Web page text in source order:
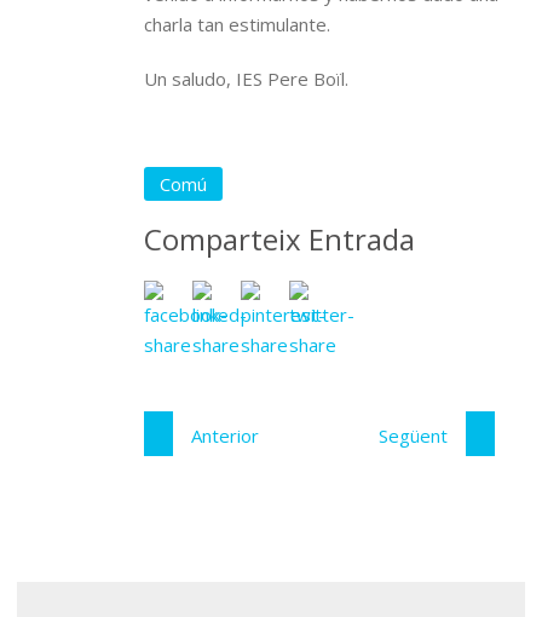
charla tan estimulante.
Un saludo, IES Pere Boïl.
Comú
Comparteix Entrada
Anterior Següent